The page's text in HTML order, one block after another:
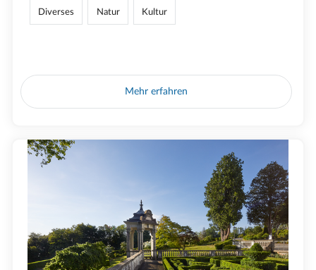
Diverses Natur Kultur
Mehr erfahren